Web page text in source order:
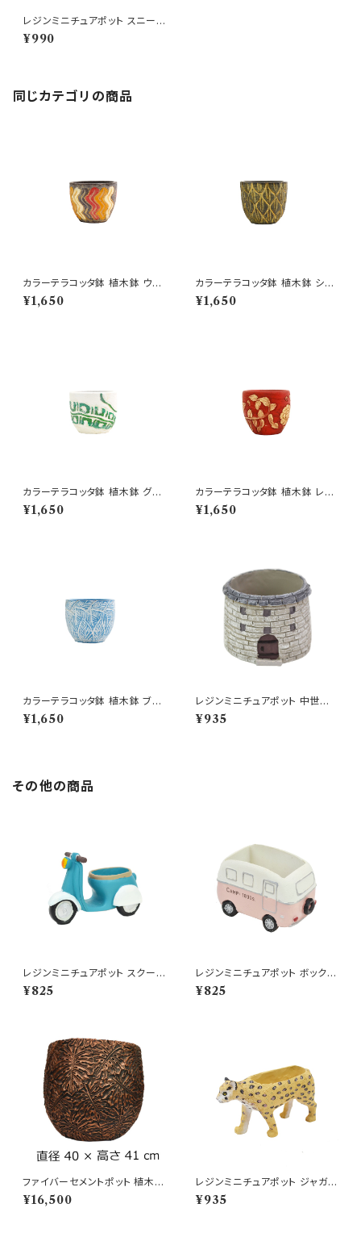
レジンミニチュアポット スニーカ
ー WH L 靴 ミニ鉢
¥990
同じカテゴリの商品
カラーテラコッタ鉢 植木鉢 ウェ
¥1,650
カラーテラコッタ鉢 植木鉢 シェ
ーンSSS 4号 おしゃれ
¥1,650
カラーテラコッタ鉢 植木鉢 グリ
¥1,650
カラーテラコッタ鉢 植木鉢 レッ
ドSSS 4号 おしゃれ
¥1,650
カラーテラコッタ鉢 植木鉢 ブル
¥1,650
レジンミニチュアポット 中世の
塔 GY 櫓 鐘楼 多肉 鉢
¥935
その他の商品
レジンミニチュアポット スクータ
ープランター BL バイク
¥825
レジンミニチュアポット ボックス
カー ポット PK 車 鉢
¥825
ファイバーセメントポット 植木鉢
モンステラ L 黒 ブラック
¥16,500
レジンミニチュアポット ジャガー
ヒョウ ネコ科 ミニ鉢
¥935